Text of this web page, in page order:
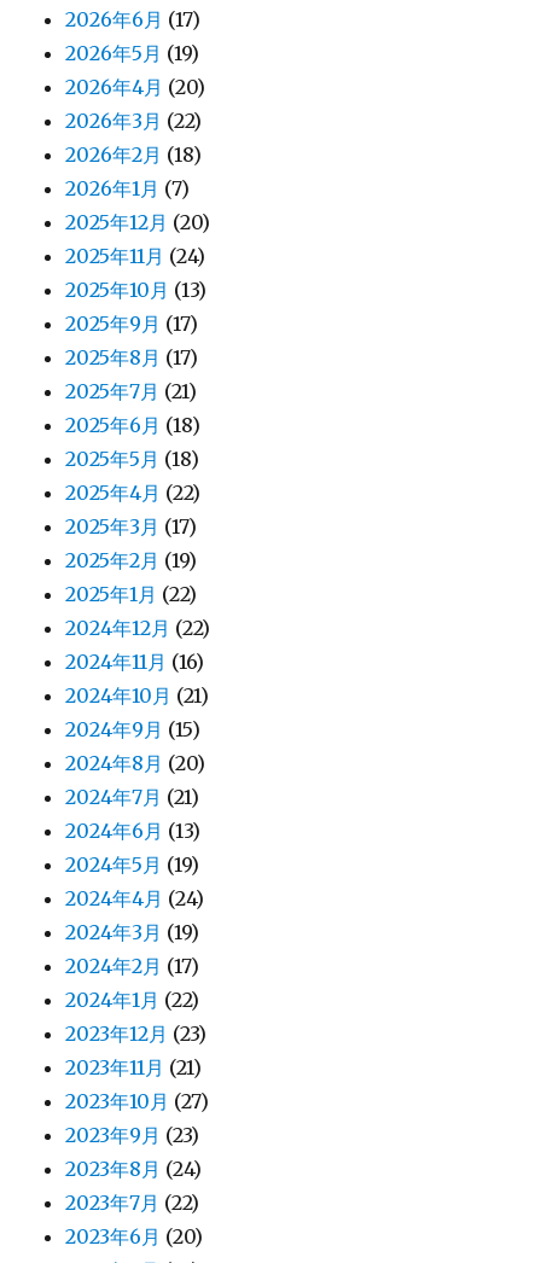
2026年6月 (17)
2026年5月 (19)
2026年4月 (20)
2026年3月 (22)
2026年2月 (18)
2026年1月 (7)
2025年12月 (20)
2025年11月 (24)
2025年10月 (13)
2025年9月 (17)
2025年8月 (17)
2025年7月 (21)
2025年6月 (18)
2025年5月 (18)
2025年4月 (22)
2025年3月 (17)
2025年2月 (19)
2025年1月 (22)
2024年12月 (22)
2024年11月 (16)
2024年10月 (21)
2024年9月 (15)
2024年8月 (20)
2024年7月 (21)
2024年6月 (13)
2024年5月 (19)
2024年4月 (24)
2024年3月 (19)
2024年2月 (17)
2024年1月 (22)
2023年12月 (23)
2023年11月 (21)
2023年10月 (27)
2023年9月 (23)
2023年8月 (24)
2023年7月 (22)
2023年6月 (20)